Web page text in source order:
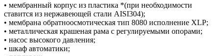
• мембранный корпус из пластика *(при необходимости
ставится из нержавеющей стали AISI304);
• мембрана обратноосмотическая тип 8080 исполнение XLP;
• металлическая крашеная рама с регулируемыми опорами;
• насос высокого давления;
• шкаф автоматики;